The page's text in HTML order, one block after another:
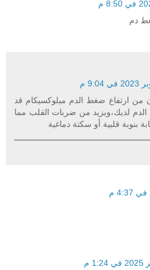
دم
من ارتفاع ضغط الدم ميلوكسيكام قد
لديك،ويزيد من ضربات القلب مما
بنوبة قلبية أو سكتة دماغية